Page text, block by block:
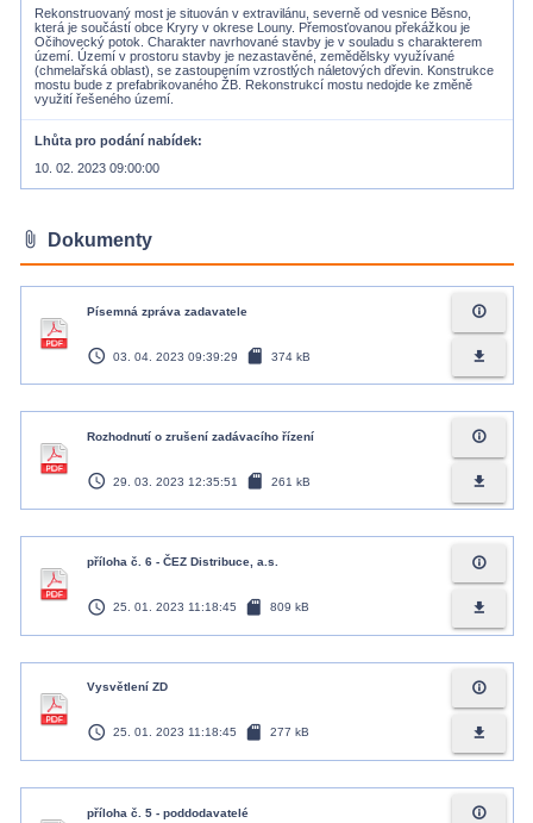
Rekonstruovaný most je situován v extravilánu, severně od vesnice Běsno,
která je součástí obce Kryry v okrese Louny. Přemosťovanou překážkou je
Očihovecký potok. Charakter navrhované stavby je v souladu s charakterem
území. Území v prostoru stavby je nezastavěné, zemědělsky využívané
(chmelařská oblast), se zastoupením vzrostlých náletových dřevin. Konstrukce
mostu bude z prefabrikovaného ŽB. Rekonstrukcí mostu nedojde ke změně
využití řešeného území.
Lhůta pro podání nabídek
10. 02. 2023 09:00:00
attach_file Dokumenty
Písemná zpráva zadavatele
access_time 03. 04. 2023 09:39:29 sd_card 374 kB
info_outline
file_download
Rozhodnutí o zrušení zadávacího řízení
access_time 29. 03. 2023 12:35:51 sd_card 261 kB
info_outline
file_download
příloha č. 6 - ČEZ Distribuce, a.s.
access_time 25. 01. 2023 11:18:45 sd_card 809 kB
info_outline
file_download
Vysvětlení ZD
access_time 25. 01. 2023 11:18:45 sd_card 277 kB
info_outline
file_download
příloha č. 5 - poddodavatelé info_outline